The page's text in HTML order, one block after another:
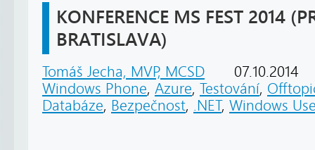
KONFERENCE MS FEST 2014
BRATISLAVA)
Tomáš Jecha, MVP, MCSD
07.10.2014
Windows Phone, Azure, Testování,
Databáze, Bezpečnost, .NET, Windows